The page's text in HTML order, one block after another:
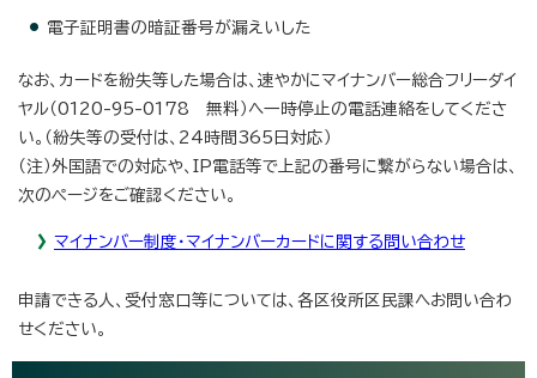
電子証明書の暗証番号が漏えいした
なお、カードを紛失等した場合は、速やかにマイナンバー総合フリーダイ
ヤル（0120-95-0178 無料）へ一時停止の電話連絡をしてくださ
い。（紛失等の受付は、24時間365日対応）
（注）外国語での対応や、IP電話等で上記の番号に繋がらない場合は、
次のページをご確認ください。
マイナンバー制度・マイナンバーカードに関する問い合わせ
申請できる人、受付窓口等については、各区役所区民課へお問い合わ
せください。